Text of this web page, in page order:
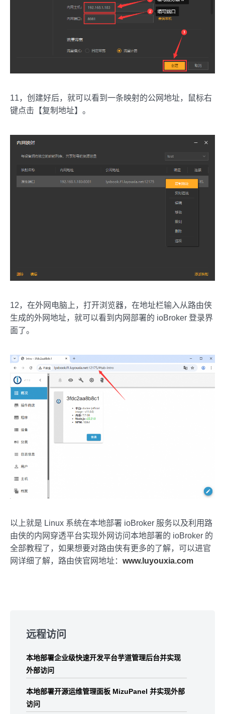
11，创建好后，就可以看到一条映射的公网地址，鼠标右
键点击【复制地址】。
12，在外网电脑上，打开浏览器，在地址栏输入从路由侠
生成的外网地址，就可以看到内网部署的 ioBroker 登录界
面了。
以上就是 Linux 系统在本地部署 ioBroker 服务以及利用路
由侠的内网穿透平台实现外网访问本地部署的 ioBroker 的
全部教程了，如果想要对路由侠有更多的了解，可以进官
网详细了解，路由侠官网地址： www.luyouxia.com
footer
远程访问
本地部署企业级快速开发平台芋道管理后台并实现
外部访问
本地部署开源运维管理面板 MizuPanel 并实现外部
访问